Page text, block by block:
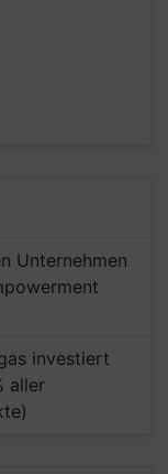
Unternehmen
investiert
aller